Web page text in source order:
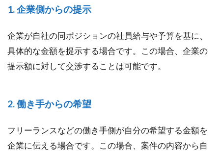
から
の提
2. 働
き手
1. 企業側からの提示
企業が自社の同ポジションの社員給与や予算を基に、
具体的な金額を提示する場合です。この場合、企業の
提示額に対して交渉することは可能です。
2. 働き手からの希望
フリーランスなどの働き手側が自分の希望する金額を
企業に伝える場合です。この場合、案件の内容から自